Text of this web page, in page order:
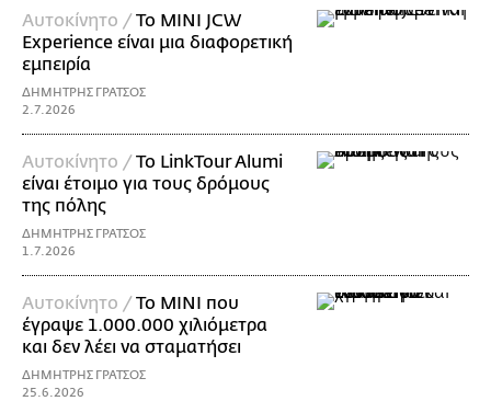
Αυτοκίνητο /Το MINI JCW
Experience είναι μια διαφορετική
εμπειρία
ΔΗΜΗΤΡΗΣ ΓΡΑΤΣΟΣ
2.7.2026
Αυτοκίνητο /Το LinkTour Alumi
είναι έτοιμο για τους δρόμους
της πόλης
ΔΗΜΗΤΡΗΣ ΓΡΑΤΣΟΣ
1.7.2026
Αυτοκίνητο /Το MINI που
έγραψε 1.000.000 χιλιόμετρα
και δεν λέει να σταματήσει
ΔΗΜΗΤΡΗΣ ΓΡΑΤΣΟΣ
25.6.2026